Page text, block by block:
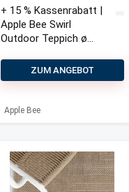
+ 15 % Kassenrabatt |
Apple Bee Swirl
Outdoor Teppich ø
ZUM ANGEBOT
Apple Bee